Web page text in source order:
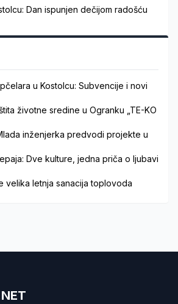
Dan ispunjen dečijom radošću
u Kostolcu: Subvencije i novi
životne sredine u Ogranku „TE-KO
inženjerka predvodi projekte u
Dve kulture, jedna priča o ljubavi
velika letnja sanacija toplovoda